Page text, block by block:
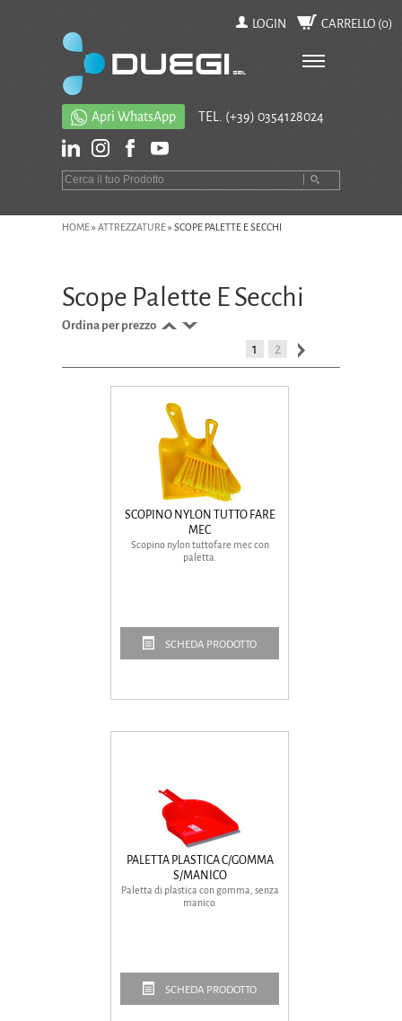
LOGIN CARRELLO (0)
Apri WhatsApp TEL. (+39) 0354128024
HOME» ATTREZZATURE» SCOPE PALETTE E SECCHI
Scope Palette E Secchi
1 2
Ordina per prezzo
SCOPINO NYLON TUTTO FARE
MEC
Scopino nylon tuttofare mec con
paletta.
SCHEDA PRODOTTO
PALETTA PLASTICA C/GOMMA
S/MANICO
Paletta di plastica con gomma, senza
manico.
SCHEDA PRODOTTO